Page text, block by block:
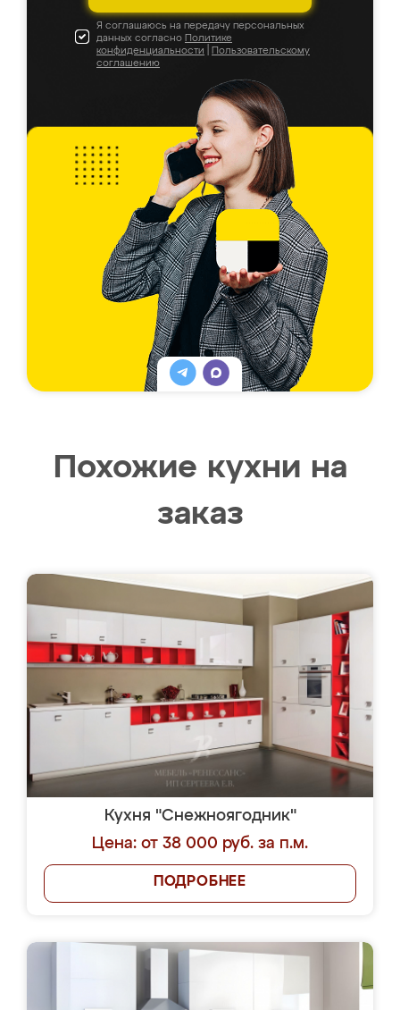
Я соглашаюсь на передачу персональных
данных согласно Политике
конфиденциальности
Пользовательскому
соглашению
Похожие кухни на
заказ
Кухня "Снежноягодник"
Цена: от 38 000 руб. за п.м.
ПОДРОБНЕЕ